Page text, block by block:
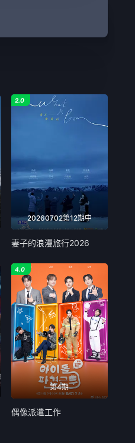
20260702第12期中
2.0
妻子的浪漫旅行2026
第4期
4.0
偶像派遣工作